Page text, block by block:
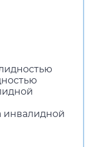
инвалидной